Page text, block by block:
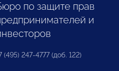
по защите прав
и
(495) 247-4777 (доб. 122)